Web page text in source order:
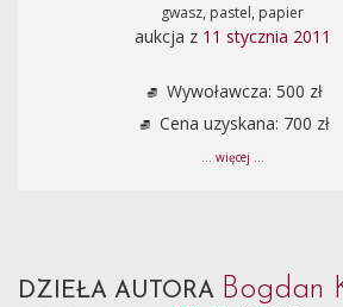
gwasz, pastel, papier
aukcja z 11 stycznia 2011
Wywoławcza: 500 zł
Cena uzyskana: 700 zł
... więcej ...
DZIEŁA AUTORA Bogdan